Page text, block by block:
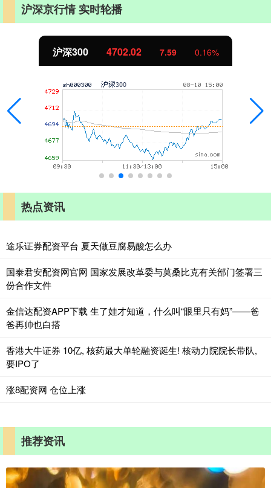
沪深京行情 实时轮播
北证50 1122.88 -11.37 -1.00%
热点资讯
途乐证券配资平台 夏天做豆腐易酸怎么办
国泰君安配资网官网 国家发展改革委与莫桑比克有关部门签署三
份合作文件
金信达配资APP下载 生了娃才知道，什么叫“眼里只有妈”——爸
爸再帅也白搭
香港大牛证券 10亿, 核药最大单轮融资诞生! 核动力院院长带队,
要IPO了
涨8配资网 仓位上涨
推荐资讯